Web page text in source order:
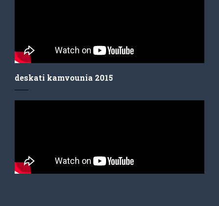
deskati kamvounia 2015